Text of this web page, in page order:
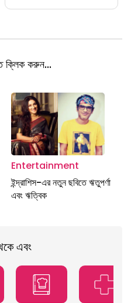
ক্লিক করুন...
Entertainment
ইন্দ্রাশিস-এর নতুন ছবিতে ঋতুপর্ণা
এবং ঋত্বিক
এবং